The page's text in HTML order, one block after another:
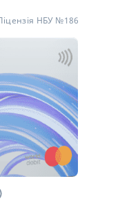
НБУ №186